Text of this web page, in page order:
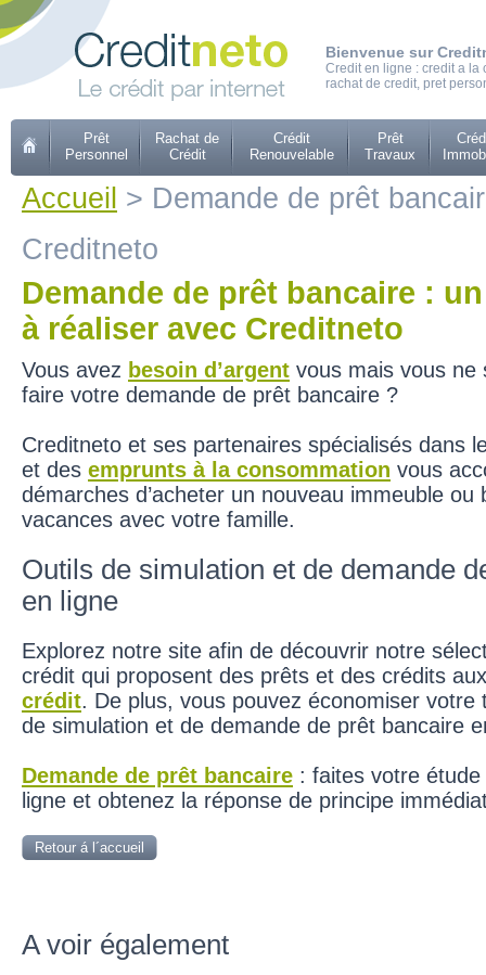
Bienvenue sur
Credit en ligne : credit a la
rachat de credit, pret
Prêt
Personnel
Rachat de
Crédit
Crédit
Renouvelable
Prêt
Travaux
Accueil > Demande de prêt
Creditneto
Demande de prêt bancaire :
à réaliser avec Creditneto
Vous avez besoin d’argent vous mais vous ne
faire votre demande de prêt bancaire ?
Creditneto et ses partenaires spécialisés dans
et des emprunts à la consommation vous
démarches d’acheter un nouveau immeuble ou
vacances avec votre famille.
Outils de simulation et de demande
en ligne
Explorez notre site afin de découvrir notre
crédit qui proposent des prêts et des crédits
crédit. De plus, vous pouvez économiser votre
de simulation et de demande de prêt bancaire
Demande de prêt bancaire : faites votre
ligne et obtenez la réponse de principe
Retour á l´accueil
A voir également